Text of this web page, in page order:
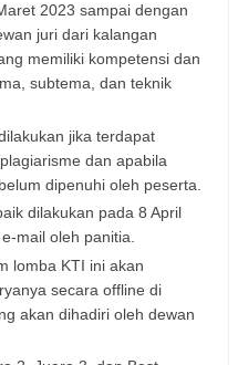
2023 sampai dengan
juri dari kalangan
memiliki kompetensi dan
subtema, dan teknik
jika terdapat
dan apabila
dipenuhi oleh peserta.
dilakukan pada 8 April
mail oleh panitia.
lomba KTI ini akan
secara offline di
akan dihadiri oleh dewan